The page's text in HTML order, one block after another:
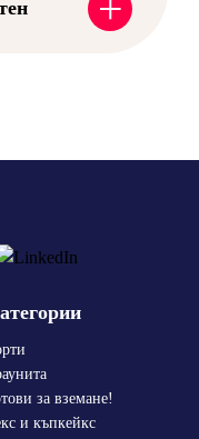
за вземане!
и къпкейкс